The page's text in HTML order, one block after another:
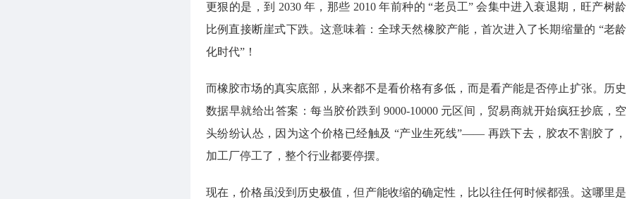
更狠的是，到 2030 年，那些 2010 年前种的 “老员工” 会集中进入衰退期，旺产树龄
比例直接断崖式下跌。这意味着：全球天然橡胶产能，首次进入了长期缩量的 “老龄
化时代”！
而橡胶市场的真实底部，从来都不是看价格有多低，而是看产能是否停止扩张。历史
数据早就给出答案：每当胶价跌到 9000-10000 元区间，贸易商就开始疯狂抄底，空
头纷纷认怂，因为这个价格已经触及 “产业生死线”—— 再跌下去，胶农不割胶了，
加工厂停工了，整个行业都要停摆。
现在，价格虽没到历史极值，但产能收缩的确定性，比以往任何时候都强。这哪里是